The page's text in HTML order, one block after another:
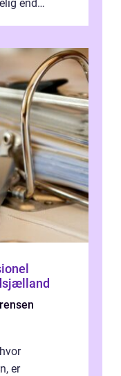
end
er